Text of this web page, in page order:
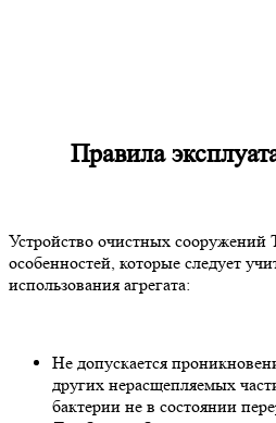
Правила
Устройство очистных
особенностей, которые следует
использования агрегата:
Не допускается
других нерасщепляемых
бактерии не в состоянии